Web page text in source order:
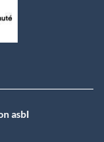
asbI